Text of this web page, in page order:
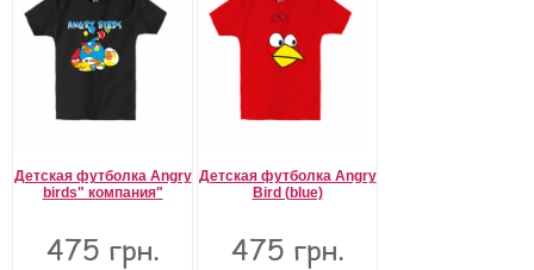
Детская футболка Angry
birds" компания"
475 грн.
Детская футболка Angry
Bird (blue)
475 грн.